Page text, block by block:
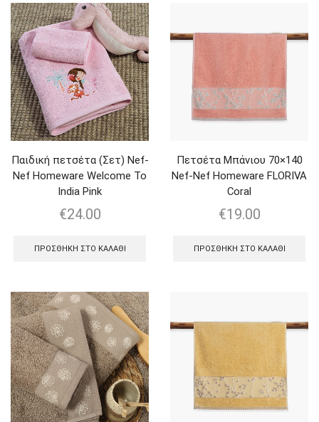
Παιδική πετσέτα (Σετ) Nef-
Nef Homeware Welcome To
India Pink
€24.00
ΠΡΟΣΘΉΚΗ ΣΤΟ ΚΑΛΆΘΙ
Πετσέτα Μπάνιου 70×140
Nef-Nef Homeware FLORIVA
Coral
€19.00
ΠΡΟΣΘΉΚΗ ΣΤΟ ΚΑΛΆΘΙ